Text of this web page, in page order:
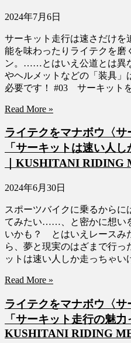
2024年7月6日
サーキット走行は速さだけを
能を味わったりライテクを磨
ン。……とはいえ公道とは異
やヘルメットなどの「装具」
必要です！ #03 サーキット
Read More »
ライテクをマナボウ〈サ
「サーキットは速い人
｜KUSHITANI RIDING
2024年6月30日
スポーツバイクに乗るからに
てみたい……、と密かに想い
いかも？ とはいえレースみ
ら、夢と現実のはざまで行
ットは速い人しか走っちゃい
Read More »
ライテクをマナボウ〈サ
「サーキット走行の魅力
KUSHITANI RIDING